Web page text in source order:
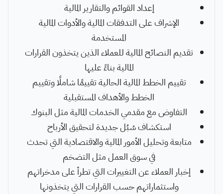
إعداد القوائم والتقارير المالية
الإشراف على التدفقات المالية والأدوات المالية
المستخدمة
تقديم النصائح المالية للعملاء الذين يتخذون القرارات
المالية بناءً عليها
تقييم الخطط المالية الحالية تقييمًا شاملًا وتقييم
الخطط والأهداف المستقبلية
التفاوض مع مقدمي الخدمات المالية مثل البنوك
استكشاف سُبُل جديدة لتحقيق الأرباح
متابعة وتحليل الأمور المالية والاقتصادية التي تحدث
في سوق العمل مثل التضخم
إخبار العملاء عن التغييرات التي تطرأ على مدخراتهم
واستثماراتهم حسب القرارات التي يتخذونها